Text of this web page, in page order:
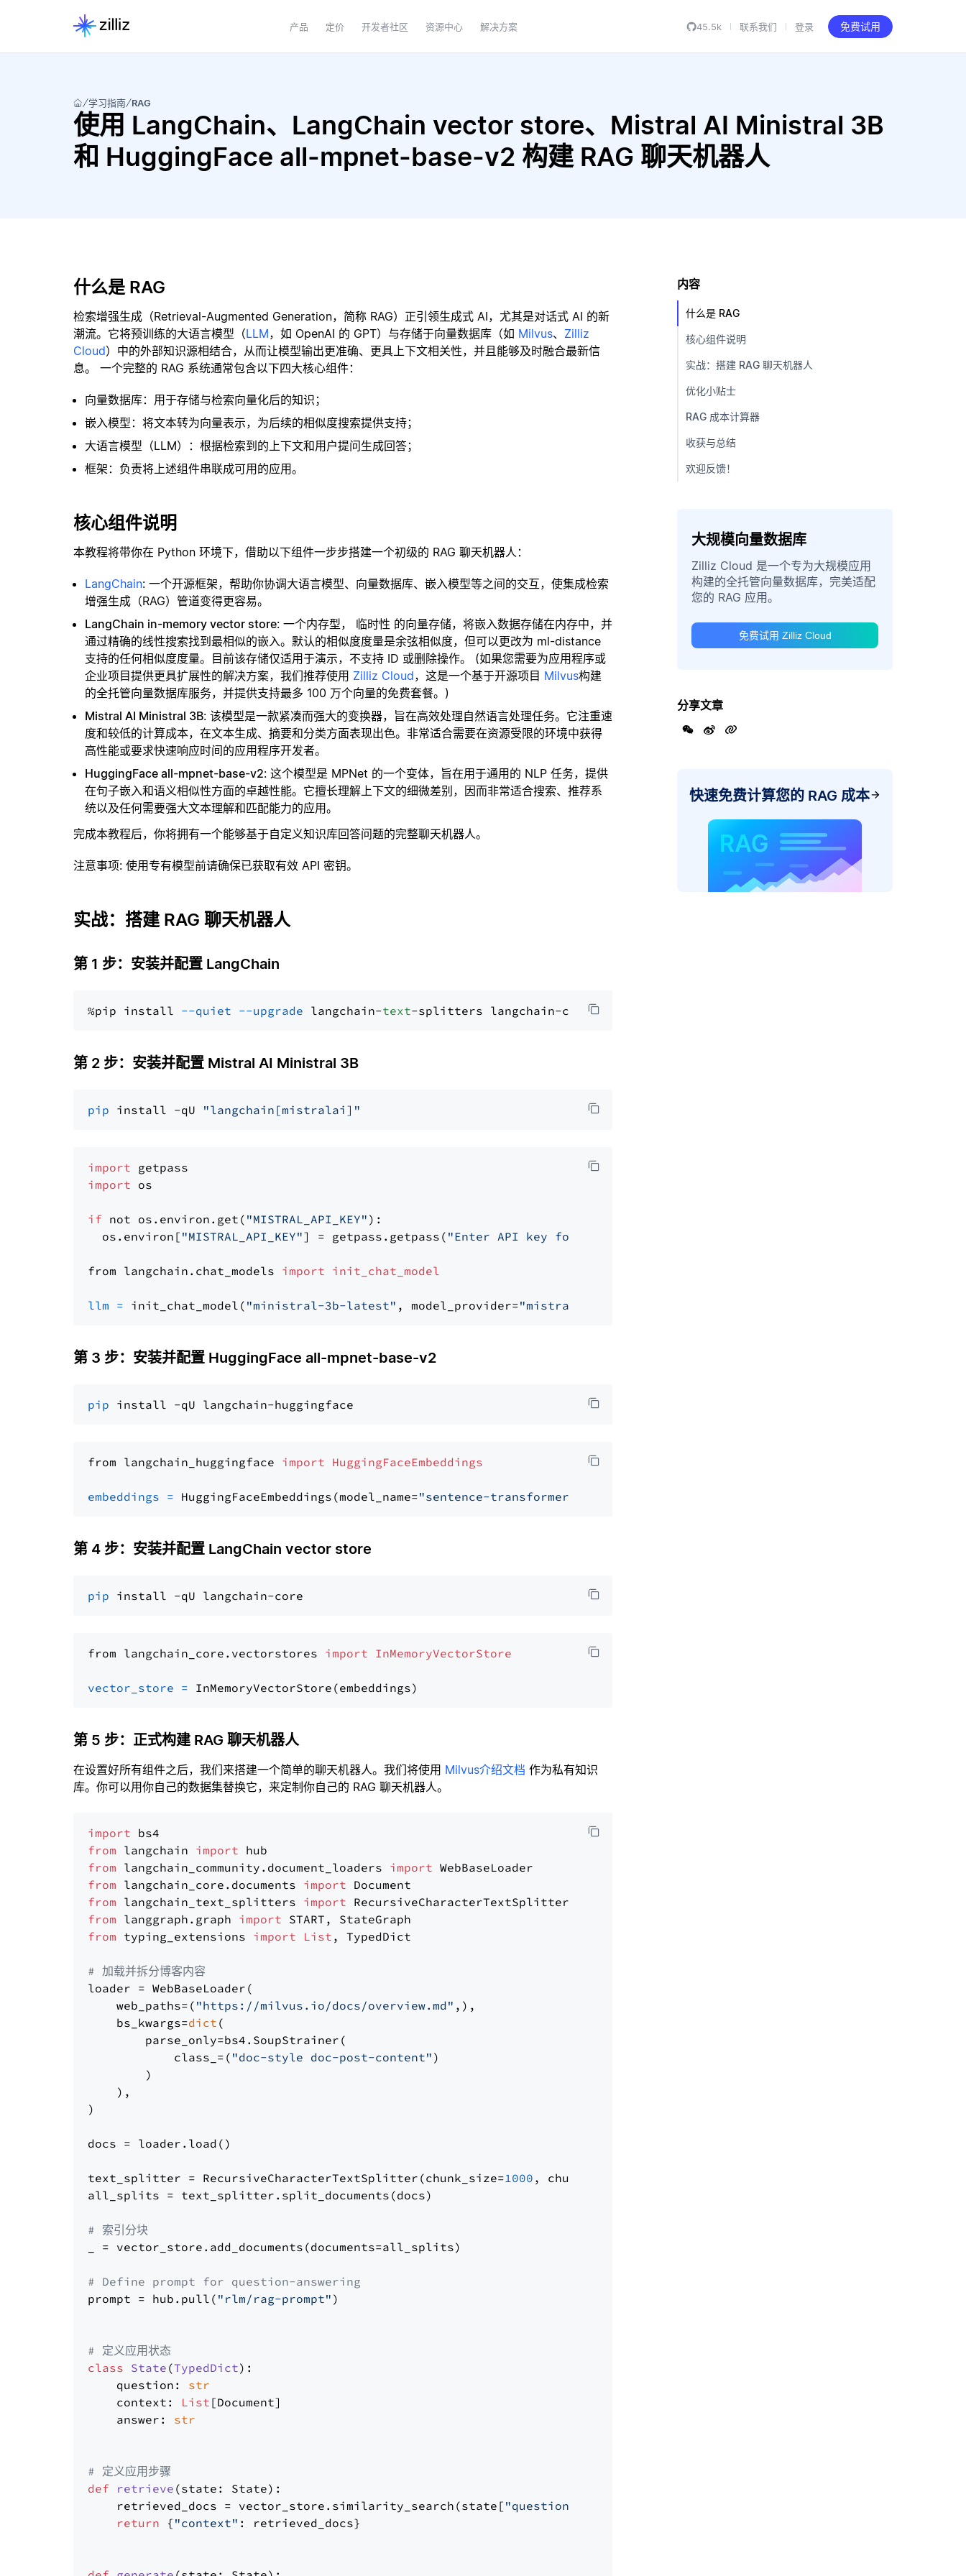
产品 定价 开发者社区 资源中心 解决方案 45.5k 联系我们 登录 免费试用
学习指南 RAG
使用 LangChain、LangChain vector store、Mistral AI Ministral 3B
和 HuggingFace all-mpnet-base-v2 构建 RAG 聊天机器人
什么是 RAG
检索增强生成（Retrieval-Augmented Generation，简称 RAG）正引领生成式 AI，尤其是对话式 AI 的新
潮流。它将预训练的大语言模型（LLM，如 OpenAI 的 GPT）与存储于向量数据库（如 Milvus、 Zilliz
Cloud）中的外部知识源相结合，从而让模型输出更准确、更具上下文相关性，并且能够及时融合最新信
息。 一个完整的 RAG 系统通常包含以下四大核心组件：
向量数据库：用于存储与检索向量化后的知识；
嵌入模型：将文本转为向量表示，为后续的相似度搜索提供支持；
大语言模型（LLM）：根据检索到的上下文和用户提问生成回答；
框架：负责将上述组件串联成可用的应用。
核心组件说明
本教程将带你在 Python 环境下，借助以下组件一步步搭建一个初级的 RAG 聊天机器人：
LangChain: 一个开源框架，帮助你协调大语言模型、向量数据库、嵌入模型等之间的交互，使集成检索
增强生成（RAG）管道变得更容易。
LangChain in-memory vector store: 一个内存型， 临时性 的向量存储，将嵌入数据存储在内存中，并
通过精确的线性搜索找到最相似的嵌入。默认的相似度度量是余弦相似度，但可以更改为 ml-distance
支持的任何相似度度量。目前该存储仅适用于演示，不支持 ID 或删除操作。 (如果您需要为应用程序或
企业项目提供更具扩展性的解决方案，我们推荐使用 Zilliz Cloud，这是一个基于开源项目 Milvus构建
的全托管向量数据库服务，并提供支持最多 100 万个向量的免费套餐。)
Mistral AI Ministral 3B: 该模型是一款紧凑而强大的变换器，旨在高效处理自然语言处理任务。它注重速
度和较低的计算成本，在文本生成、摘要和分类方面表现出色。非常适合需要在资源受限的环境中获得
高性能或要求快速响应时间的应用程序开发者。
HuggingFace all-mpnet-base-v2: 这个模型是 MPNet 的一个变体，旨在用于通用的 NLP 任务，提供
在句子嵌入和语义相似性方面的卓越性能。它擅长理解上下文的细微差别，因而非常适合搜索、推荐系
统以及任何需要强大文本理解和匹配能力的应用。
完成本教程后，你将拥有一个能够基于自定义知识库回答问题的完整聊天机器人。
注意事项: 使用专有模型前请确保已获取有效 API 密钥。
实战：搭建 RAG 聊天机器人
第 1 步：安装并配置 LangChain
%pip install --quiet --upgrade langchain-text
第 2 步：安装并配置 Mistral AI Ministral 3B
pip install -qU "langchain[mistralai]"
import
import os
if not os.environ.get( "MISTRAL_API_KEY" ):
  os.environ[
"MISTRAL_API_KEY"] = getpass.getpass( "Enter API key for Mistral AI: "
from langchain.chat_models import init_chat_model
llm = init_chat_model( "ministral-3b-latest" , model_provider="mistralai"
第 3 步：安装并配置 HuggingFace all-mpnet-base-v2
pip
from langchain_huggingface import HuggingFaceEmbeddings
embeddings = HuggingFaceEmbeddings(model_name="sentence-transformers/all-mpnet-base-v2"
第 4 步：安装并配置 LangChain vector store
pip
from langchain_core.vectorstores import InMemoryVectorStore
vector_store =
第 5 步：正式构建 RAG 聊天机器人
在设置好所有组件之后，我们来搭建一个简单的聊天机器人。我们将使用 Milvus介绍文档 作为私有知识
库。你可以用你自己的数据集替换它，来定制你自己的 RAG 聊天机器人。
import
from langchain import
from langchain_community.document_loaders import
from langchain_core.documents import
from langchain_text_splitters import
from langgraph.graph import
from typing_extensions import List , TypedDict
# 加载并拆分博客内容
loader = WebBaseLoader(
    web_paths=(
"https://milvus.io/docs/overview.md" ,),
    bs_kwargs=
dict (
        parse_only=bs4.SoupStrainer(
            class_=(
"doc-style doc-post-content" )
        )
    ),
)
docs = loader.load()
text_splitter = RecursiveCharacterTextSplitter(chunk_size=1000 , chunk_overlap=
all_splits = text_splitter.split_documents(docs)
# 索引分块
_ = vector_store.add_documents(documents=all_splits)
# Define prompt for question-answering
prompt = hub.pull( "rlm/rag-prompt" )
# 定义应用状态
class State (TypedDict):
    question:
str
    context:
List [Document]
    answer:
str
# 定义应用步骤
def
retrieve (state: State):
    retrieved_docs = vector_store.similarity_search(state[
"question"
return { "context" : retrieved_docs}
内容
什么是 RAG
核心组件说明
实战：搭建 RAG 聊天机器人
优化小贴士
RAG 成本计算器
收获与总结
欢迎反馈！
大规模向量数据库
Zilliz Cloud 是一个专为大规模应用
构建的全托管向量数据库，完美适配
您的 RAG 应用。
免费试用 Zilliz Cloud
分享文章
快速免费计算您的 RAG 成本